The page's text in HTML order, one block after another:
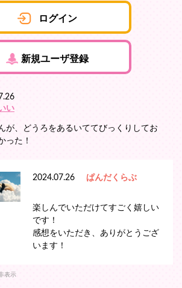
ログイン
新規ユーザ登録
い
が、どうろをあるいててびっくりしてお
った！
2024.07.26 ぱんだくらぶ
楽しんでいただけてすごく嬉しい
です！
感想をいただき、ありがとうござ
います！
表示